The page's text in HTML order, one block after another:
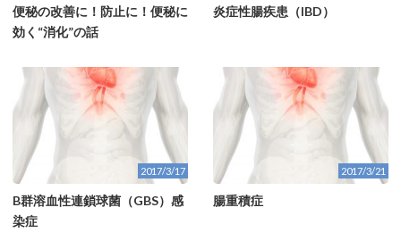
便秘の改善に！防止に！便秘に
効く“消化”の話
炎症性腸疾患（IBD）
2017/3/17
B群溶血性連鎖球菌（GBS）感
染症
2017/3/21
腸重積症